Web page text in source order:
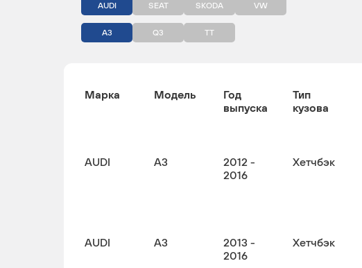
AUDI SEAT SKODA VW
A3 Q3 TT
Марка Модель
Год
выпуска
Тип
кузова
AUDI A3
2012 -
2016
Хетчбэк
AUDI A3
2013 -
2016
Хетчбэк